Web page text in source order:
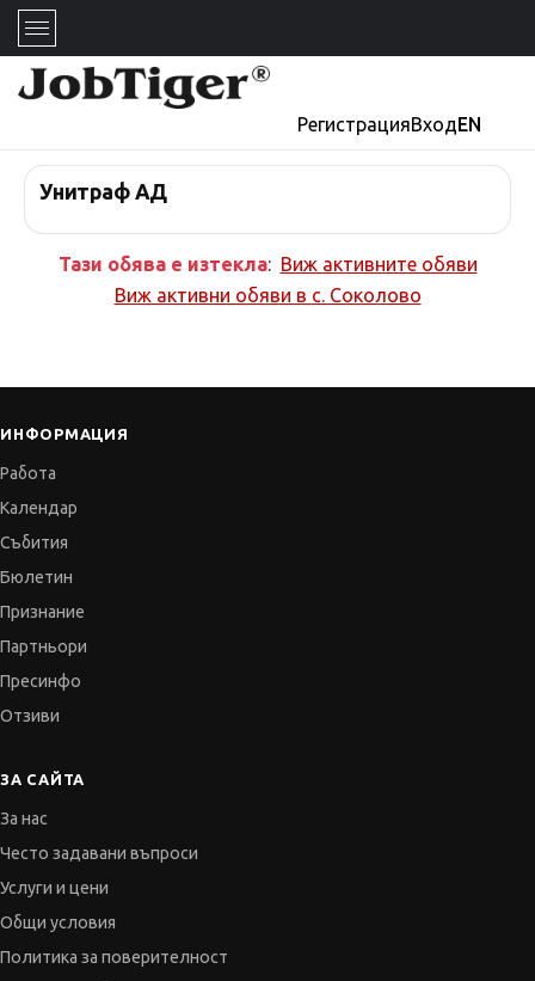
РегистрацияВходEN
Унитраф АД
Тази обява е изтекла: Виж активните обяви
Виж активни обяви в с. Соколово
ИНФОРМАЦИЯ
Работа
Календар
Събития
Бюлетин
Признание
Партньори
Пресинфо
Отзиви
ЗА САЙТА
За нас
Често задавани въпроси
Услуги и цени
Общи условия
Политика за поверителност